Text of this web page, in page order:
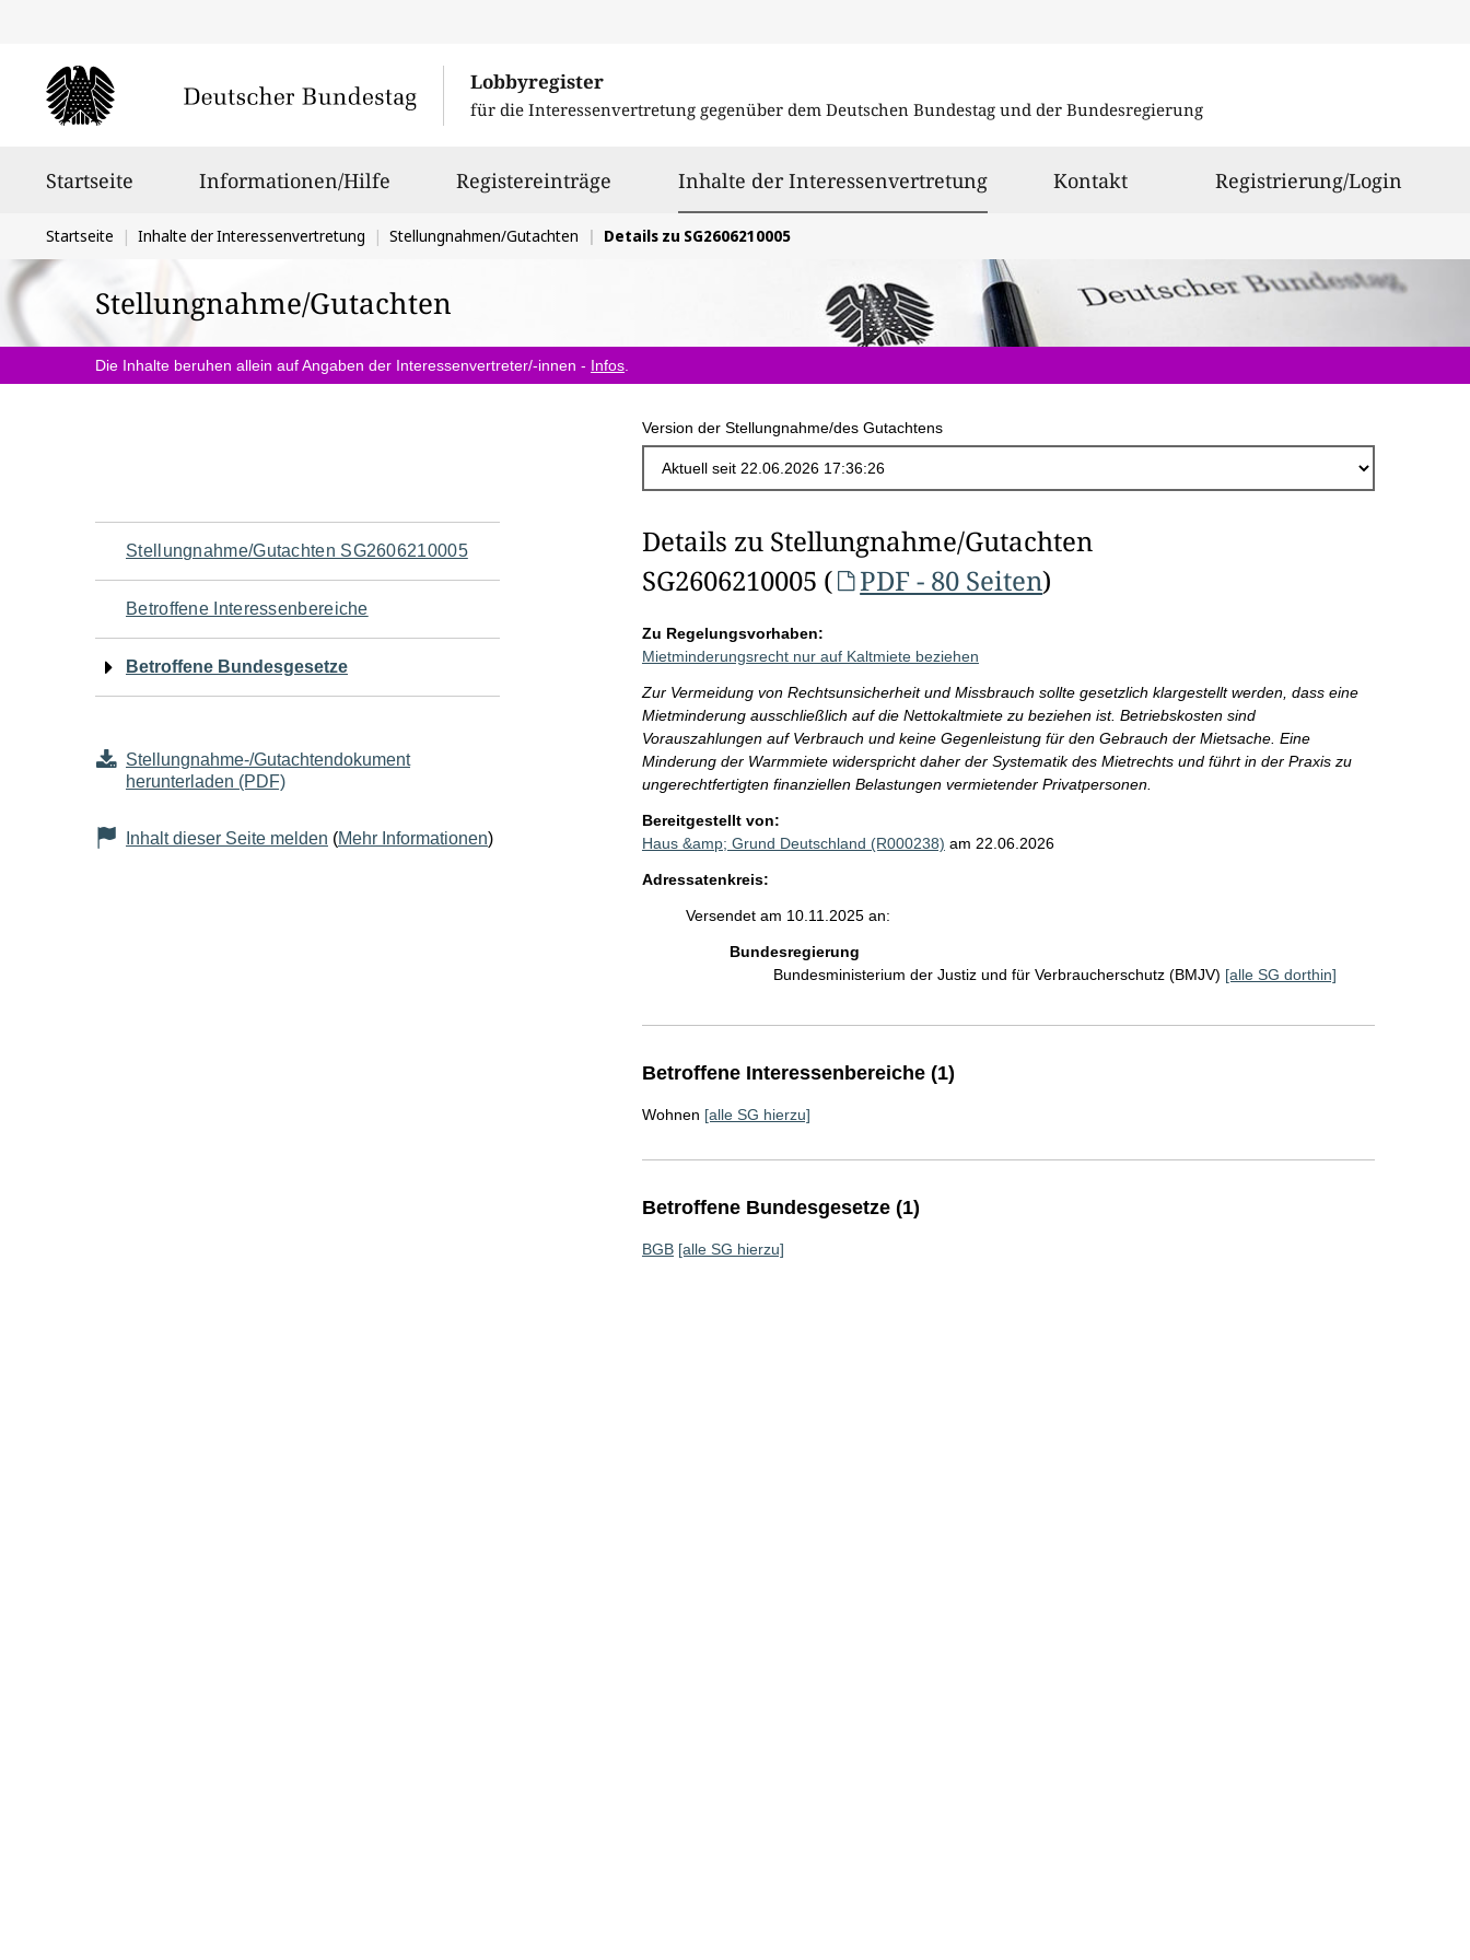
Lobbyregister
für die Interessenvertretung gegenüber dem Deutschen Bundestag und der Bundesregierung
Startseite Informationen/Hilfe Registereinträge Inhalte der Interessenvertretungausgewählt
Kontakt Registrierung/Login
Sie
befinden
sich
hier:
Startseite Inhalte der Interessenvertretung Stellungnahmen/Gutachten Details zu SG2606210005
Stellungnahme/Gutachten
Die Inhalte beruhen allein auf Angaben der Interessenvertreter/-innen - Infos
Version der Stellungnahme/des Gutachtens
Navigation
für
den
Seiteninhalt
Stellungnahme/Gutachten SG2606210005
Betroffene Interessenbereiche
Betroffene Bundesgesetze
Stellungnahme-/Gutachtendokument
herunterladen (PDF)
Inhalt dieser Seite melden (Mehr Informationen)
Details zu Stellungnahme/Gutachten
SG2606210005 (
PDF - 80 Seiten)
Zu Regelungsvorhaben:
Mietminderungsrecht nur auf Kaltmiete beziehen
Zur Vermeidung von Rechtsunsicherheit und Missbrauch sollte gesetzlich klargestellt werden, dass eine
Mietminderung ausschließlich auf die Nettokaltmiete zu beziehen ist. Betriebskosten sind
Vorauszahlungen auf Verbrauch und keine Gegenleistung für den Gebrauch der Mietsache. Eine
Minderung der Warmmiete widerspricht daher der Systematik des Mietrechts und führt in der Praxis zu
ungerechtfertigten finanziellen Belastungen vermietender Privatpersonen.
Bereitgestellt von:
Haus &amp; Grund Deutschland (R000238) am 22.06.2026
Adressatenkreis:
Versendet am 10.11.2025 an:
Bundesregierung
Bundesministerium der Justiz und für Verbraucherschutz (BMJV) [alle SG dorthin]
Betroffene Interessenbereiche (1)
Wohnen [alle SG hierzu]
Betroffene Bundesgesetze (1)
BGB [alle SG hierzu]